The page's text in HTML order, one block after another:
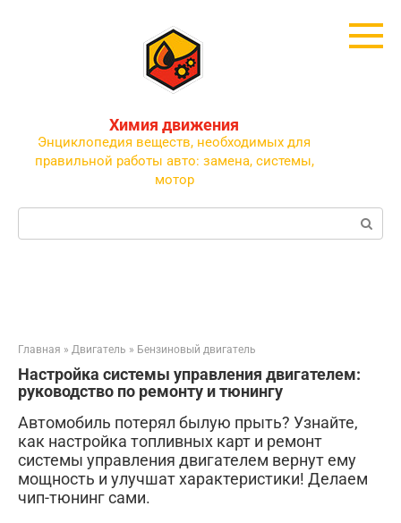
Химия движения
Энциклопедия веществ, необходимых для
правильной работы авто: замена, системы,
мотор
Поиск:
Главная » Двигатель » Бензиновый двигатель
Настройка системы управления двигателем:
руководство по ремонту и тюнингу
Автомобиль потерял былую прыть? Узнайте,
как настройка топливных карт и ремонт
системы управления двигателем вернут ему
мощность и улучшат характеристики! Делаем
чип-тюнинг сами.